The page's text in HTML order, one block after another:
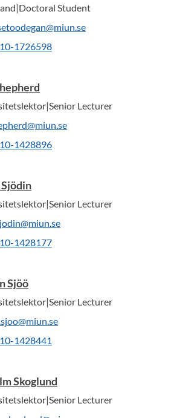
Student
1726598
Lecturer
1428896
Lecturer
1428177
Sjöö
Lecturer
1428441
Skoglund
Lecturer